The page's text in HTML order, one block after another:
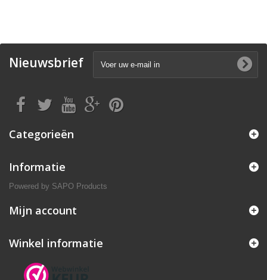
Nieuwsbrief
Categorieën
Informatie
Powered by SAPO Products
Mijn account
Winkel informatie